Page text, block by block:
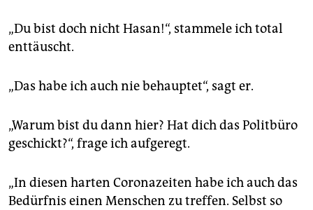
„Du bist doch nicht Hasan!“, stammele ich total
enttäuscht.
„Das habe ich auch nie behauptet“, sagt er.
„Warum bist du dann hier? Hat dich das Politbüro
geschickt?“, frage ich aufgeregt.
„In diesen harten Coronazeiten habe ich auch das
Bedürfnis einen Menschen zu treffen. Selbst so